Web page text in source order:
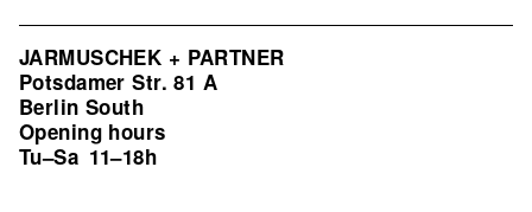
JARMUSCHEK + PARTNER
Potsdamer Str. 81 A
Berlin South
Opening hours
Tu–Sa 11–18h